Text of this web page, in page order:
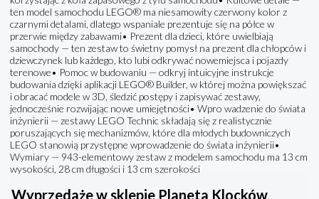
ten model samochodu LEGO® ma niesamowity czerwony kolor z
czarnymi detalami, dlatego wspaniale prezentuje się na półce w
przerwie między zabawami• Prezent dla dzieci, które uwielbiają
samochody — ten zestaw to świetny pomysł na prezent dla chłopców i
dziewczynek lub każdego, kto lubi odkrywać nowemiejsca i pojazdy
terenowe• Pomoc w budowaniu — odkryj intuicyjne instrukcje
budowania dzięki aplikacji LEGO® Builder, w której można powiększać
i obracać modele w 3D, śledzić postępy i zapisywać zestawy,
jednocześnie rozwijając nowe umiejętności• Wpro wadzenie do świata
inżynierii — zestawy LEGO Technic składają się z realistycznie
poruszających się mechanizmów, które dla młodych budowniczych
LEGO stanowią przystępne wprowadzenie do świata inżynierii•
Wymiary — 943-elementowy zestaw z modelem samochodu ma 13 cm
wysokości, 28 cm długości i 13 cm szerokości
Wyprzedaże w sklepie Planeta Klocków